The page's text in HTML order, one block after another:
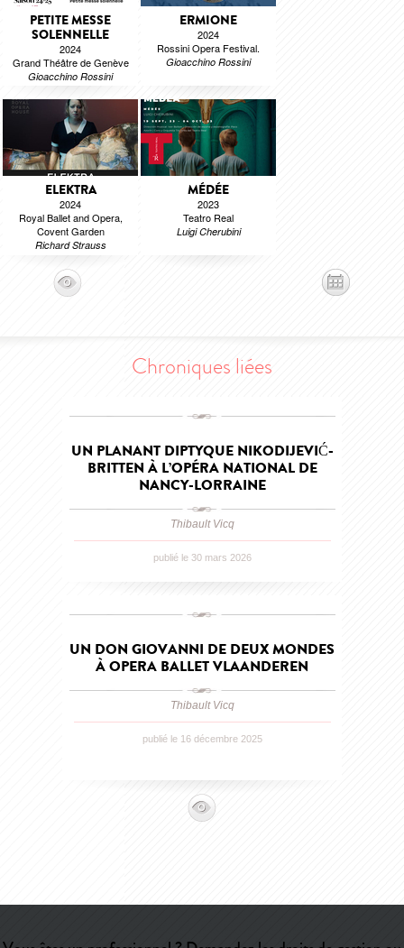
PETITE MESSE
SOLENNELLE
2024
Grand Théâtre de Genève
Gioacchino Rossini
ERMIONE
2024
Rossini Opera Festival.
Gioacchino Rossini
ELEKTRA
2024
Royal Ballet and Opera,
Covent Garden
Richard Strauss
MÉDÉE
2023
Teatro Real
Luigi Cherubini
Chroniques liées
UN PLANANT DIPTYQUE NIKODIJEVIĆ-
BRITTEN À L’OPÉRA NATIONAL DE
NANCY-LORRAINE
Thibault Vicq
publié le 30 mars 2026
UN DON GIOVANNI DE DEUX MONDES
À OPERA BALLET VLAANDEREN
Thibault Vicq
publié le 16 décembre 2025